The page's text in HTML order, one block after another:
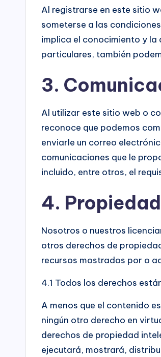
Al registrarse en este sitio
someterse a las
implica el conocimiento y la
particulares, también
3.
Al utilizar este sitio web o
reconoce que podemos
enviarle un correo
comunicaciones que le
incluido, entre otros, el
4.
Nosotros o nuestros
otros derechos de
recursos mostrados por o
4.1 Todos los derechos
A menos que el contenido
ningún otro derecho en
derechos de propiedad
ejecutará, mostrará,